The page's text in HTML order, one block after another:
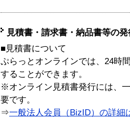
見積書・請求書・納品書等の
■見積書について
ぷらっとオンラインでは、24時
することができます。
※オンライン見積書発行には、
要です。
⇒一般法人会員（BizID）の詳細